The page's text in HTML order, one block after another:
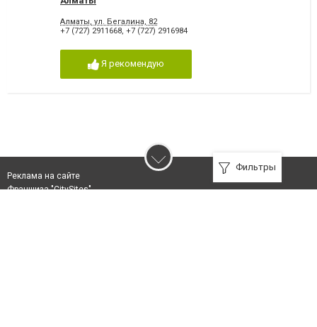
Алматы, ул. Бегалина, 82
+7 (727) 2911668, +7 (727) 2916984
Я рекомендую
Фильтры
Реклама на сайте
Франшиза "CitySites"